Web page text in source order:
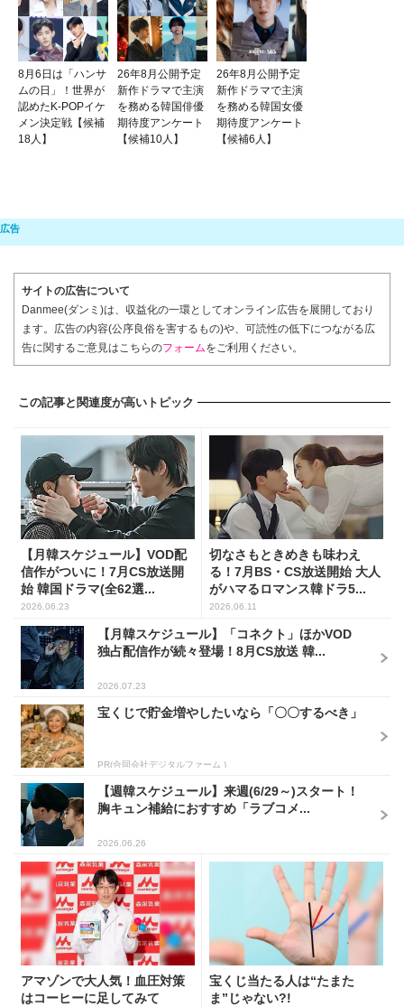
8月6日は「ハンサ
ムの日」！世界が
認めたK-POPイケ
メン決定戦【候補
18人】
26年8月公開予定
新作ドラマで主演
を務める韓国俳優
期待度アンケート
【候補10人】
26年8月公開予定
新作ドラマで主演
を務める韓国女優
期待度アンケート
【候補6人】
サイトの広告について
Danmee(ダンミ)は、収益化の一環としてオンライン広告を展開しており
ます。広告の内容(公序良俗を害するもの)や、可読性の低下につながる広
告に関するご意見はこちらのフォームをご利用ください。
この記事と関連度が高いトピック
【月韓スケジュール】VOD配
信作がついに！7月CS放送開
始 韓国ドラマ(全62選...
2026.06.23
切なさもときめきも味わえ
る！7月BS・CS放送開始 大人
がハマるロマンス韓ドラ5...
2026.06.11
【月韓スケジュール】「コネクト」ほかVOD
独占配信作が続々登場！8月CS放送 韓...
2026.07.23
宝くじで貯金増やしたいなら「〇〇するべき」
PR(合同会社デジタルファーム )
【週韓スケジュール】来週(6/29～)スタート！
胸キュン補給におすすめ「ラブコメ...
2026.06.26
アマゾンで大人気！血圧対策
はコーヒーに足してみて
宝くじ当たる人は“たまた
ま”じゃない?!